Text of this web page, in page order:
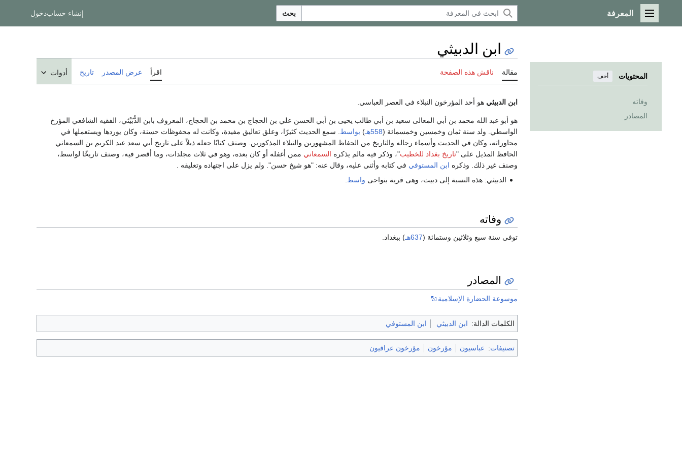
القائمة الرئيسية
المعرفة بحث إنشاء حسابدخول
المحتويات أخف
وفاته
المصادر
ابن الدبيثي
مقالة ناقش هذه الصفحة اقرأ عرض المصدر تاريخ أدوات
ابن الدبيثي هو أحد المؤرخون النبلاء في العصر العباسي.
هو أبو عبد الله محمد بن أبي المعالى سعيد بن أبي طالب يحيى بن أبي الحسن علي بن الحجاج بن محمد بن الحجاج، المعروف بابن الدُّبَيْثي، الفقيه الشافعي المؤرخ
الواسطي. ولد سنة ثمان وخمسين وخمسمائة (558هـ ) بواسط . سمع الحديث كثيرًا، وعلق تعاليق مفيدة، وكانت له محفوظات حسنة، وكان يوردها ويستعملها في
محاوراته، وكان في الحديث وأسماء رجاله والتاريخ من الحفاظ المشهورين والنبلاء المذكورين. وصنف كتابًا جعله ذيلاً على تاريخ أبي سعد عبد الكريم بن السمعاني
الحافظ المذيل على "تاريخ بغداد للخطيب"، وذكر فيه مالم يذكره السمعاني ممن أغفله أو كان بعده، وهو في ثلاث مجلدات، وما أقصر فيه، وصنف تاريخًا لواسط،
وصنف غير ذلك. وذكره ابن المستوفي في كتابه وأثنى عليه، وقال عنه: "هو شيخ حسن". ولم يزل على اجتهاده وتعليقه .
الدبيثي: هذه النسبة إلى دبيث، وهى قرية بنواحى واسط
وفاته
توفى سنة سبع وثلاثين وستمائة (637هـ ) ببغداد.
المصادر
موسوعة الحضارة الإسلامية
الكلمات الدالة: ابن الدبيثي ابن المستوفي
تصنيفات: عباسيون مؤرخون مؤرخون عراقيون